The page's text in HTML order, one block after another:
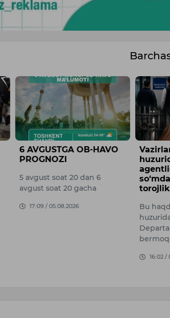
6 AVGUSTGA OB-HAVO
PROGNOZI
5 avgust soat 20 dan 6
avgust soat 20 gacha
17:09 / 05.08.2026
Bu
16:02 /